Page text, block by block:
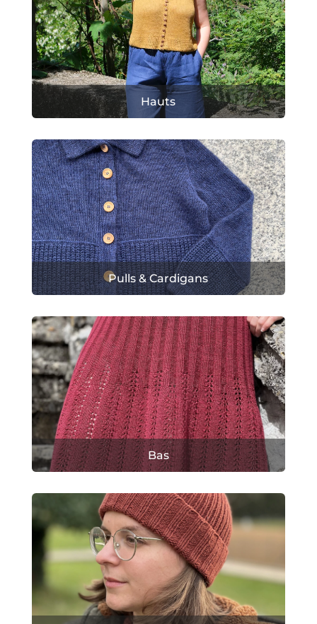
Hauts
Pulls & Cardigans
Bas